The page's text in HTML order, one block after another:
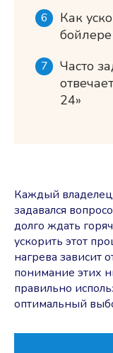
Как
бойлере
Часто
24»
Каждый владелец
задавался
долго ждать
ускорить этот
нагрева зависит
понимание этих
правильно
оптимальный